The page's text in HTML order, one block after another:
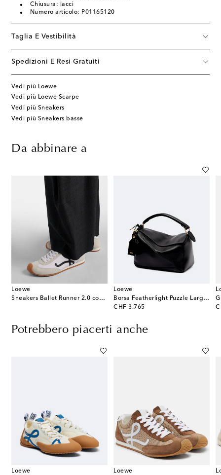
Chiusura: lacci
Numero articolo: P01165120
Taglia E Vestibilità
Spedizioni E Resi Gratuiti
Vedi più Loewe
Vedi più Loewe Scarpe
Vedi più Sneakers
Vedi più Sneakers basse
Da abbinare a
Loewe
Sneakers Ballet Runner 2.0 con suede
Loewe
Borsa Featherlight Puzzle Large in pelle
CHF 3.765
original price
Potrebbero piacerti anche
Loewe
Loewe